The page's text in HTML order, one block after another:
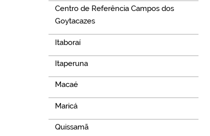
Centro de Referência Campos dos
Goytacazes
Itaboraí
Itaperuna
Macaé
Maricá
Quissamã